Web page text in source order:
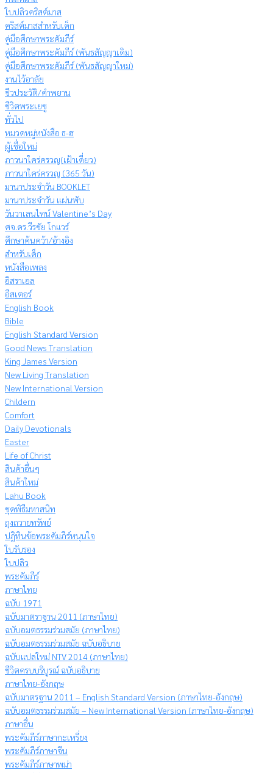
ใบปลิวคริสต์มาส
คริสต์มาสสำหรับเด็ก
คู่มือศึกษาพระคัมภีร์
คู่มือศึกษาพระคัมภีร์ (พันธสัญญาเดิม)
คู่มือศึกษาพระคัมภีร์ (พันธสัญญาใหม่)
งานไว้อาลัย
ชีวประวัติ/คำพยาน
ชีวิตพระเยซู
ทั่วไป
หมวดหมู่หนังสือ ธ-ฮ
ผู้เชื่อใหม่
ภาวนาใคร่ครวญ(เฝ้าเดี่ยว)
ภาวนาใคร่ครวญ (365 วัน)
มานาประจำวัน BOOKLET
มานาประจำวัน แผ่นพับ
วันวาเลนไทน์ Valentine’s Day
ศจ.ดร.วีรชัย โกแวร์
ศึกษาค้นคว้า/อ้างอิง
สำหรับเด็ก
หนังสือเพลง
อิสราเอล
อีสเตอร์
English Book
Bible
English Standard Version
Good News Translation
King James Version
New Living Translation
New International Version
Childern
Comfort
Daily Devotionals
Easter
Life of Christ
สินค้าอื่นๆ
สินค้าใหม่
Lahu Book
ชุดพิธีมหาสนิท
ถุงถวายทรัพย์
ปฏิทินข้อพระคัมภีร์หนุนใจ
ใบรับรอง
ใบปลิว
พระคัมภีร์
ภาษาไทย
ฉบับ 1971
ฉบับมาตราฐาน 2011 (ภาษาไทย)
ฉบับอมตธรรมร่วมสมัย (ภาษาไทย)
ฉบับอมตธรรมร่วมสมัย ฉบับอธิบาย
ฉบับแปลใหม่ NTV 2014 (ภาษาไทย)
ชีวิตครบบริบูรณ์ ฉบับอธิบาย
ภาษาไทย-อังกฤษ
ฉบับมาตรฐาน 2011 – English Standard Version (ภาษาไทย-อังกฤษ)
ฉบับอมตธรรมร่วมสมัย – New International Version (ภาษาไทย-อังกฤษ)
ภาษาอื่น
พระคัมภีร์ภาษากะเหรี่ยง
พระคัมภีร์ภาษาจีน
พระคัมภีร์ภาษาพม่า